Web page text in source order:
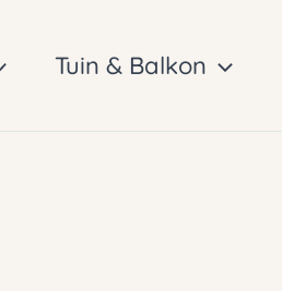
Tuin & Balkon